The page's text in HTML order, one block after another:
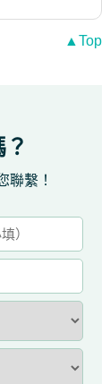
▲Top
聯繫！